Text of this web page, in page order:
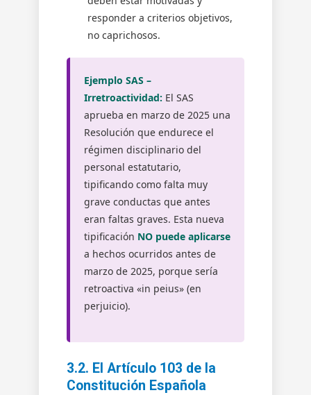
responder a criterios objetivos,
no caprichosos.
Ejemplo SAS –
Irretroactividad: El SAS
aprueba en marzo de 2025 una
Resolución que endurece el
régimen disciplinario del
personal estatutario,
tipificando como falta muy
grave conductas que antes
eran faltas graves. Esta nueva
tipificación NO puede aplicarse
a hechos ocurridos antes de
marzo de 2025, porque sería
retroactiva «in peius» (en
perjuicio).
3.2. El Artículo 103 de la
Constitución Española